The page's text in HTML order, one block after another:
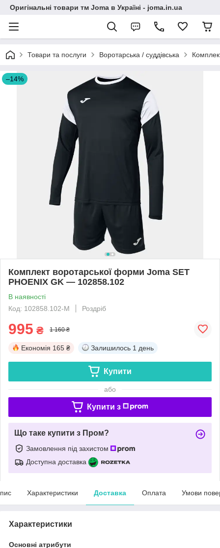
Оригінальні товари тм Joma в Україні - joma.in.ua
Товари та послуги Воротарська / суддівська
–14%
Комплект воротарської форми Joma SET
PHOENIX GK — 102858.102
В наявності
Код: 102858.102-М
Роздріб
995 ₴ 1 160 ₴
Економія 165 ₴ Залишилось 1 день
Купити
або
Купити з
Що таке купити з Пром?
Замовлення під захистом
Доступна доставка
Характеристики Доставка Оплата Умови
Характеристики
Основні атрибути